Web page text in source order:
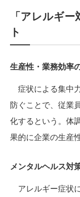
「アレルギ
ト
生産性・業務効率
症状による集中
防ぐことで、従業
化するという。体
果的に企業の生産
メンタルヘルス対
アレルギー症状